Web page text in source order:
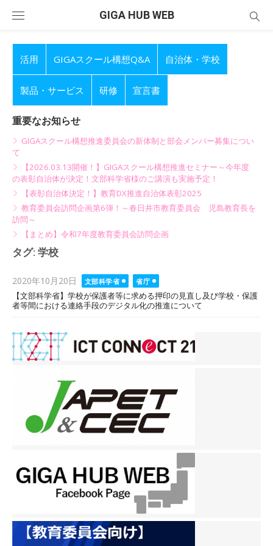
GIGA HUB WEB
活用 GIGAスクール構想Q&A 自治体・学校
製品・サービス 研修 宣言書
重要なお知らせ
GIGAスクール構想推進委員会の新体制と部会メンバー募集につい
て
【2026.03.13開催！】GIGAスクール構想推進セミナー～今年度
の表彰自治体が決定！文部科学省様のご講演も実施予定！
【表彰自治体決定！】教育DX推進自治体表彰2025
教育委員会訪問企画第6弾！～春日井市教育委員会 児島教育長を
訪問～
【まとめ】令和7年度教育委員会訪問企画
タグ: 学校
Posted
on
2020年10月20日 文部科学省
省庁
【文部科学省】学校が保護者等に求める押印の見直し及び学校・保護
者等間における連絡手段のデジタル化の推進について